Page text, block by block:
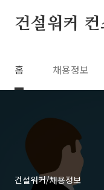
건설워커 컨
홈 채용정보
건설워커/채용정보